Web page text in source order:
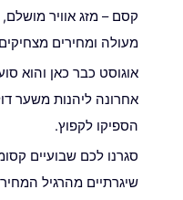
קסם – מזג אוויר
מעולה ומחירים
אוגוסט כבר כאן והוא
אחרונה ליהנות משער
הספיקו לקפוץ.
סגרנו לכם שבועיים
שיגרתיים מהרגיל המחיר